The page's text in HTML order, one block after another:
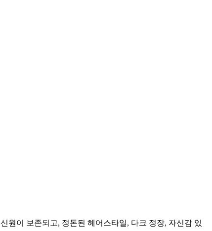
원이 보존되고, 정돈된 헤어스타일, 다크 정장, 자신감 있